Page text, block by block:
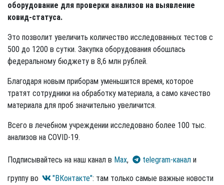
оборудование для проверки анализов на выявление
ковид-статуса.
Это позволит увеличить количество исследованных тестов с
500 до 1200 в сутки. Закупка оборудования обошлась
федеральному бюджету в 8,6 млн рублей.
Благодаря новым приборам уменьшится время, которое
тратят сотрудники на обработку материала, а само качество
материала для проб значительно увеличится.
Всего в лечебном учреждении исследовано более 100 тыс.
анализов на COVID-19.
Подписывайтесь на наш канал в Max, telegram-канал и
группу во
"ВКонтакте": там только самые важные новости